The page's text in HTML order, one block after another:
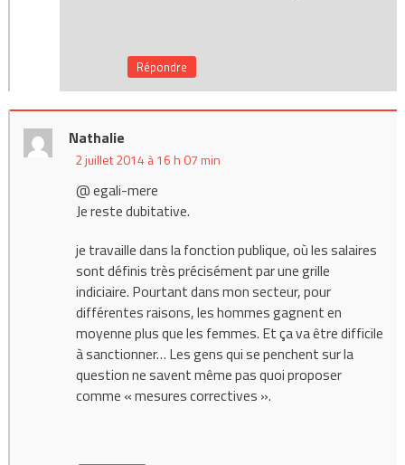
Répondre
Nathalie
2 juillet 2014 à 16 h 07 min
@ egali-mere
Je reste dubitative.
je travaille dans la fonction publique, où les salaires
sont définis très précisément par une grille
indiciaire. Pourtant dans mon secteur, pour
différentes raisons, les hommes gagnent en
moyenne plus que les femmes. Et ça va être difficile
à sanctionner… Les gens qui se penchent sur la
question ne savent même pas quoi proposer
comme « mesures correctives ».